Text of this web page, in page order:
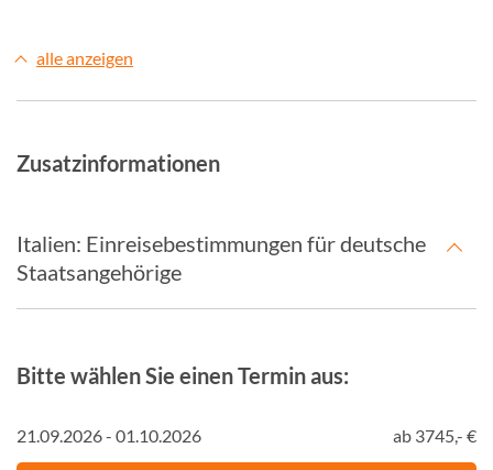
alle anzeigen
Zusatzinformationen
Italien: Einreisebestimmungen für deutsche
Staatsangehörige
Bitte wählen Sie einen Termin aus:
21.09.2026 - 01.10.2026 ab 3745,- €